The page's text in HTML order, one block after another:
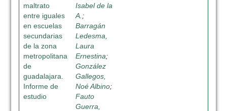
maltrato
entre iguales
en escuelas
secundarias
de la zona
metropolitana
de
guadalajara.
Informe de
estudio
Isabel de la
A. ;
Barragán
Ledesma,
Laura
Ernestina;
González
Gallegos,
Noé Albino;
Fauto
Guerra,